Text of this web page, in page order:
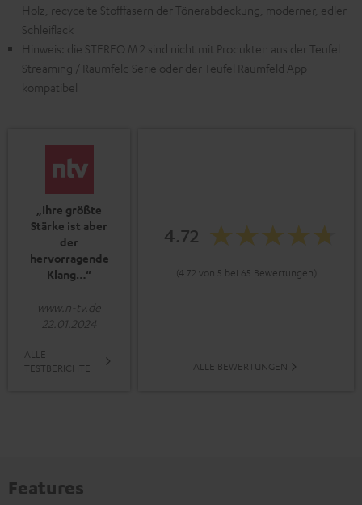
Holz, recycelte Stofffasern der Tönerabdeckung, moderner, edler
Schleiflack
Hinweis: die STEREO M 2 sind nicht mit Produkten aus der Teufel
Streaming / Raumfeld Serie oder der Teufel Raumfeld App
kompatibel
„Ihre größte
Stärke ist aber
der
hervorragende
Klang…“
www.n-tv.de
22.01.2024
ALLE
TESTBERICHTE
4.72
(4.72 von 5 bei 65 Bewertungen)
ALLE BEWERTUNGEN
Features